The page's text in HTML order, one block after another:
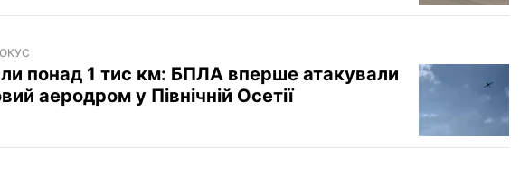
понад 1 тис км: БПЛА вперше атакували
аеродром у Північній Осетії